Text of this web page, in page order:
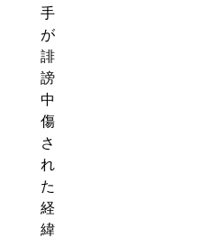
手
が
誹
謗
中
傷
さ
れ
た
経
緯